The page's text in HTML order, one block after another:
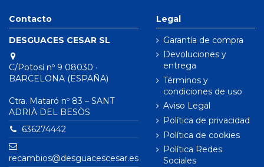
Contacto
DESGUACES CESAR SL
C/Potosí nº 9 08030 ·
BARCELONA (ESPAÑA)
Ctra. Mataró nº 83 – SANT
ADRIÀ DEL BESÒS
636274442
recambios@desguacescesar.es
Legal
Garantía de compra
Devoluciones y
entrega
Términos y
condiciones de uso
Aviso Legal
Política de privacidad
Política de cookies
Política Redes
Sociales